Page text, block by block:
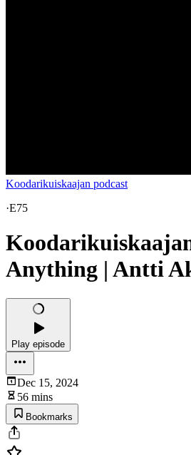
Koodarikuiskaajan podcast
·E75
Anything | Antti
Play episode
Dec 15, 2024
56 mins
Bookmarks